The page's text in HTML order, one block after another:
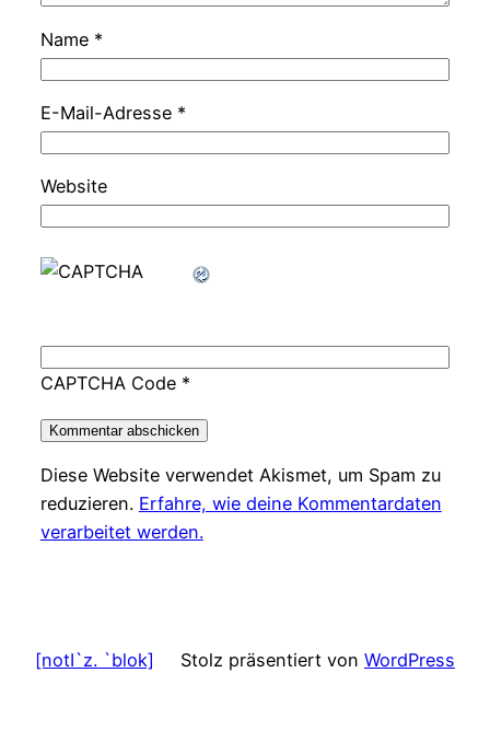
Name *
E-Mail-Adresse *
Website
CAPTCHA Code*
Diese Website verwendet Akismet, um Spam zu
reduzieren. Erfahre, wie deine Kommentardaten
verarbeitet werden.
[notI`z. `blok] Stolz präsentiert von WordPress